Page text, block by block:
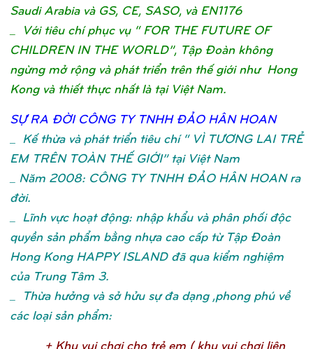
Saudi Arabia và GS, CE, SASO, và EN1176
_ Với tiêu chí phục vụ “ FOR THE FUTURE OF
CHILDREN IN THE WORLD”, Tập Đoàn không
ngừng mở rộng và phát triển trên thế giới như Hong
Kong và thiết thực nhất là tại Việt Nam.
SỰRA ĐỜI CÔNG TY TNHH ĐẢO HÂN HOAN
Kế thừa và phát triển tiêu chí “ VÌ TƯƠNG LAI TRẺ
EM TRÊN TOÀN THẾ GIỚI” tại Việt Nam
_ Năm 2008: CÔNG TY TNHH ĐẢO HÂN HOAN ra
đời.
_ Lĩnh vực hoạt động: nhập khẩu và phân phối độc
quyền sản phẩm bằng nhựa cao cấp từ Tập Đoàn
Hong Kong HAPPY ISLAND đã qua kiểm nghiệm
của Trung Tâm 3.
_ Thừa hưởng và sở hửu sự đa dạng ,phong phú về
các loại sản phẩm:
+ Khu vui chơi cho trẻem ( khu vui chơi liên